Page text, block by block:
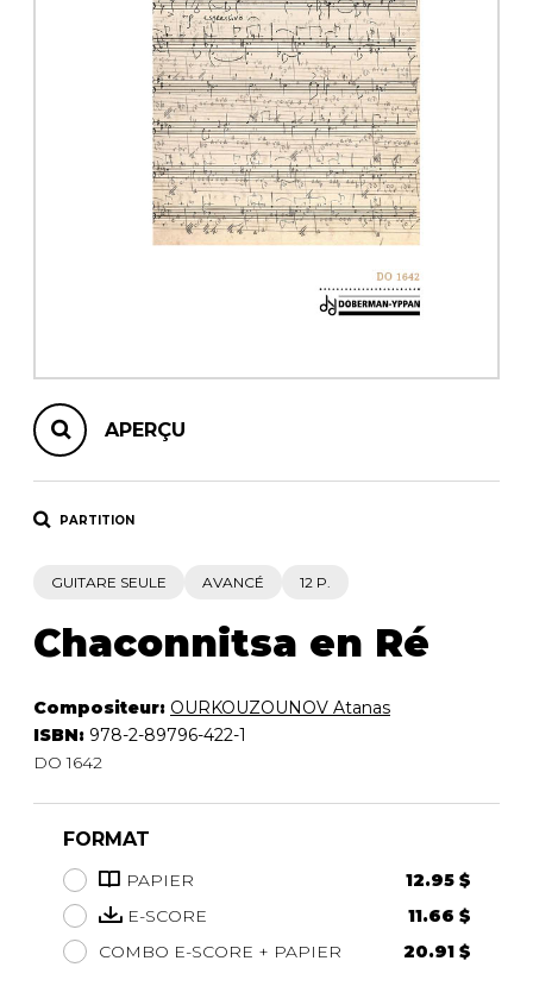
AUTRES PRODUITS
APERÇU
PARTITION
GUITARE SEULE AVANCÉ 12 P.
Chaconnitsa en Ré
Compositeur: OURKOUZOUNOV Atanas
ISBN: 978-2-89796-422-1
DO 1642
FORMAT
PAPIER
12.95 $
E-SCORE
11.66 $
COMBO E-SCORE + PAPIER
20.91 $